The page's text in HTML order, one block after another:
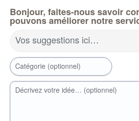
Bonjour, faites-nous savoir
pouvons améliorer notre
Vos suggestions ici…
Catégorie (optionnel)
Décrivez votre idée… (optionnel)